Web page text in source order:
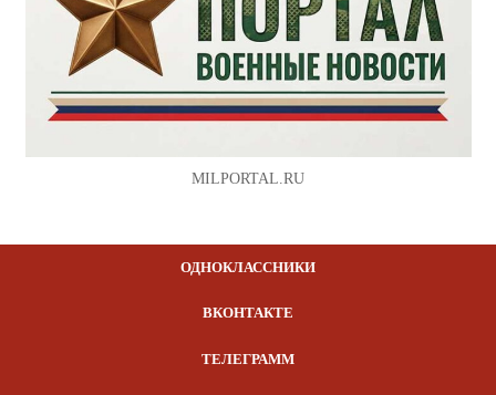
MILPORTAL.RU
ОДНОКЛАССНИКИ
ВКОНТАКТЕ
ТЕЛЕГРАММ